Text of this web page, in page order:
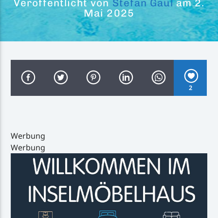
Inselradio Föhr
Veröffentlicht von Stefan Gaulam 2.
Mai 2025
2
Werbung
Werbung